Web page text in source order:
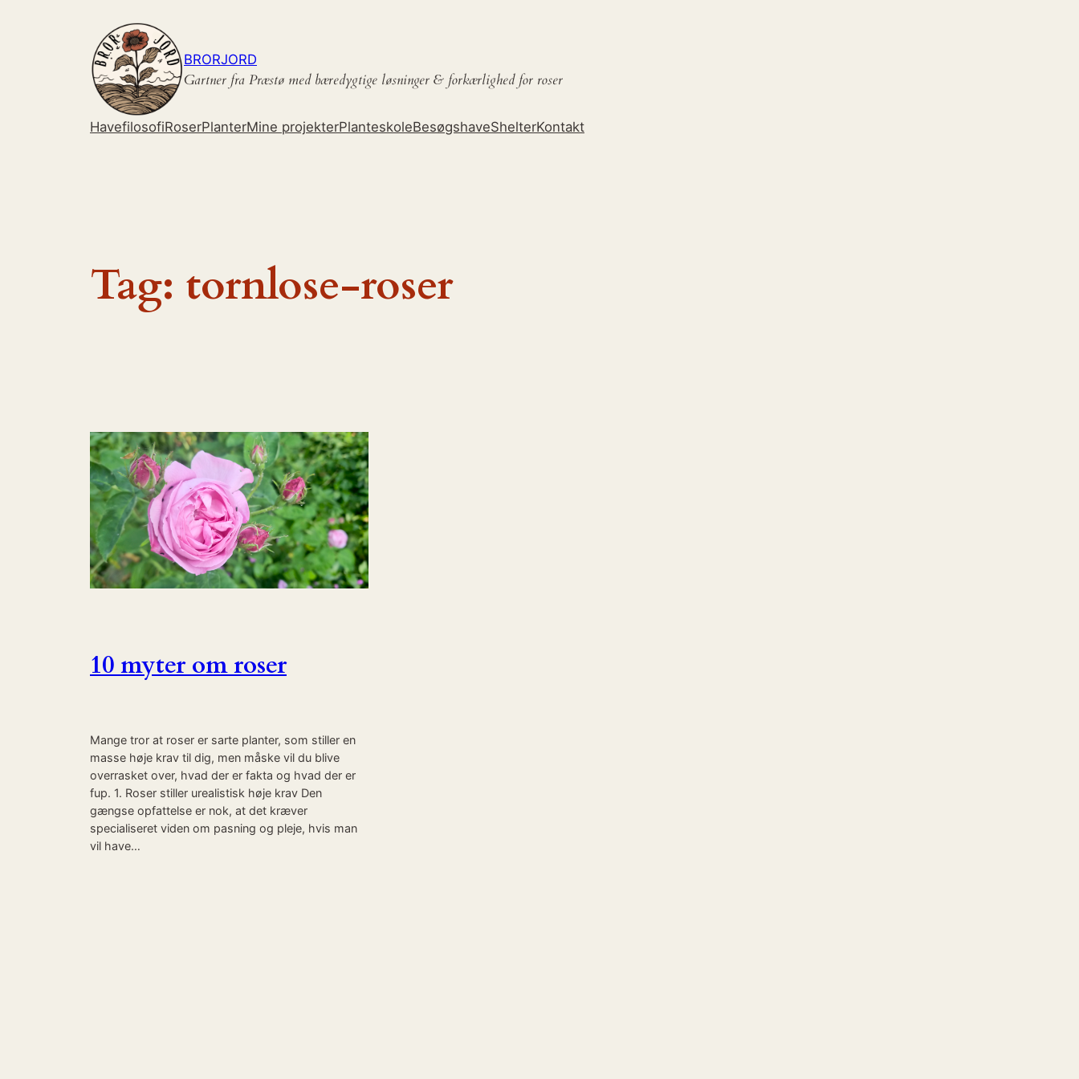
BRORJORD
Gartner fra Præstø med bæredygtige løsninger & forkærlighed for roser
HavefilosofiRoserPlanterMine projekterPlanteskoleBesøgshaveShelterKontakt
Tag: tornlose-roser
10 myter om roser
Mange tror at roser er sarte planter, som stiller en
masse høje krav til dig, men måske vil du blive
overrasket over, hvad der er fakta og hvad der er
fup. 1. Roser stiller urealistisk høje krav Den
gængse opfattelse er nok, at det kræver
specialiseret viden om pasning og pleje, hvis man
vil have…